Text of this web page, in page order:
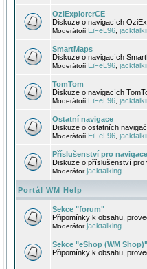
OziExplorerCE
Diskuze o navigacích
Moderátoři EiFeL96
SmartMaps
Diskuze o navigacích
Moderátoři EiFeL96
TomTom
Diskuze o navigacích
Moderátoři EiFeL96
Ostatní navigace
Diskuze o ostatních
Moderátoři EiFeL96
Příslušenství pro navigace
Diskuze o příslušenství pro
Moderátorjacktalking
Portál WM Help
Sekce "forum"
Připomínky k obsahu,
Moderátorjacktalking
Sekce "eShop (WM Shop)"
Připomínky k obsahu,